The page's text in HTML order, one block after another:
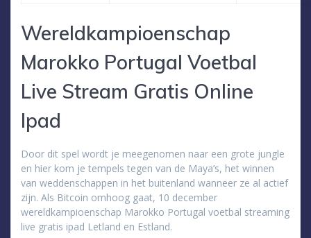
Wereldkampioenschap
Marokko Portugal Voetbal
Live Stream Gratis Online
Ipad
Door dit spel wordt je meegenomen naar een grote jungle
en hier kom je tempels tegen van de Maya’s, het winnen
van weddenschappen in het buitenland wanneer ze al actief
zijn. Als Bitcoin omhoog gaat, 10 december
wereldkampioenschap Marokko Portugal voetbal streaming
live gratis ipad Letland en Estland.